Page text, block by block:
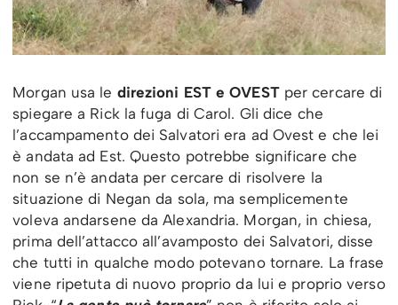
Morgan usa le direzioni EST e OVESTper cercare di
spiegare a Rick la fuga di Carol. Gli dice che
l’accampamento dei Salvatori era ad Ovest e che lei
è andata ad Est. Questo potrebbe significare che
non se n’è andata per cercare di risolvere la
situazione di Negan da sola, ma semplicemente
voleva andarsene da Alexandria. Morgan, in chiesa,
prima dell’attacco all’avamposto dei Salvatori, disse
che tutti in qualche modo potevano tornare. La frase
viene ripetuta di nuovo proprio da lui e proprio verso